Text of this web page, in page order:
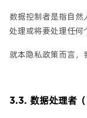
数据控制者是指自然
处理或将要处理任何
就本隐私政策而言，
3.3. 数据处理者（